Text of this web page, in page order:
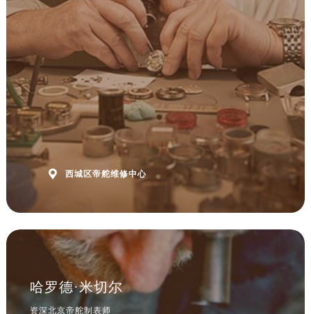
 西城区帝舵维修中心
哈罗德·米切尔
资深北京帝舵制表师